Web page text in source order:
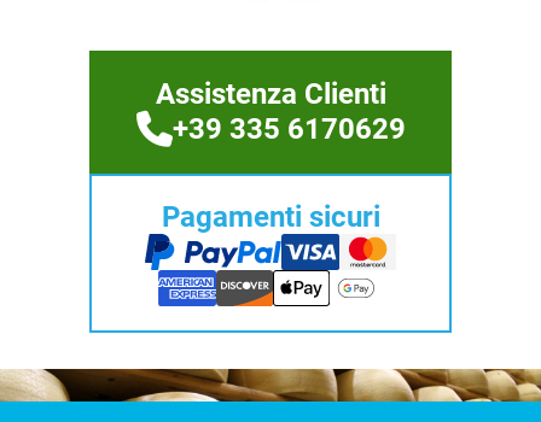
Assistenza Clienti
+39 335 6170629
Pagamenti sicuri